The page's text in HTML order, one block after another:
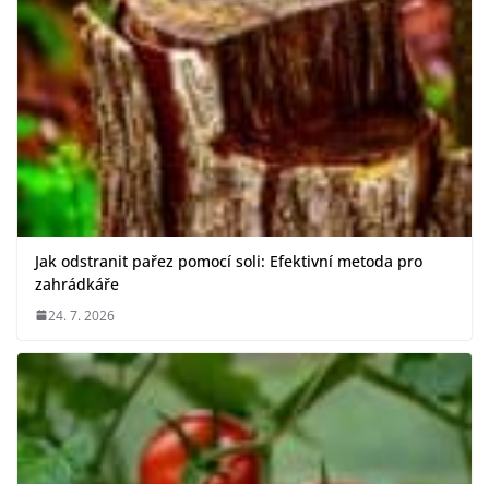
Jak odstranit pařez pomocí soli: Efektivní metoda pro
zahrádkáře
24. 7. 2026